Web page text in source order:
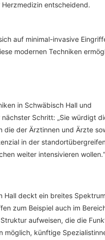
entscheidend.
auf minimal-invasive
modernen Techniken
in Schwäbisch Hall und
Schritt: „Sie würdigt
der Ärztinnen und Ärzte
in der
weiter intensivieren wollen.“
Hall deckt ein breites
zum Beispiel auch im
aufweisen, die die
künftige